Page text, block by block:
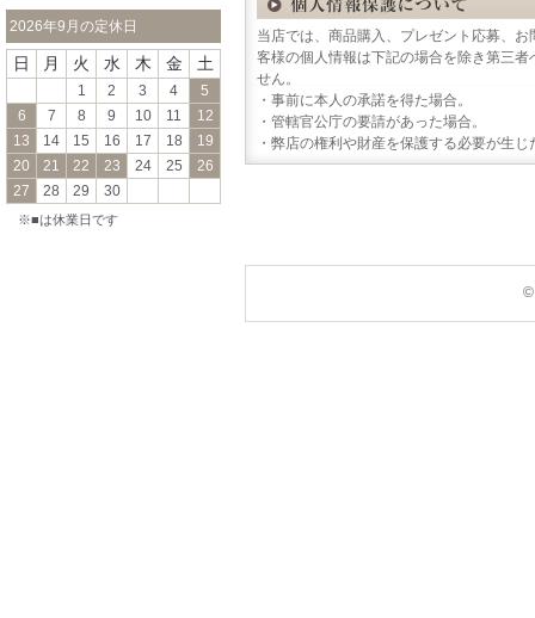
2026年9月の定休日
日 月 火 水 木 金 土
1 2 3 4
5
6
7 8 9 10 11
12
13
14 15 16 17 18
19
20
21 22 23 24 25
26
27
28 29 30
※■は休業日です
当店では、商品購入、プレゼント応募、
客様の個人情報は下記の場合を除き第三
せん。
・事前に本人の承諾を得た場合。
・管轄官公庁の要請があった場合。
・弊店の権利や財産を保護する必要が生じ
©